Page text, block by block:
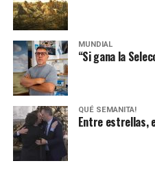
MUNDIAL
“Si gana la
QUÉ SEMANITA!
Entre estrellas,